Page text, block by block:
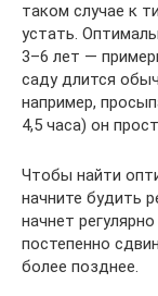
таком случае к
устать.
3–6 лет —
саду длится
например,
4,5 часа) он
Чтобы найти
начните будить
начнет
постепенно
более позднее.